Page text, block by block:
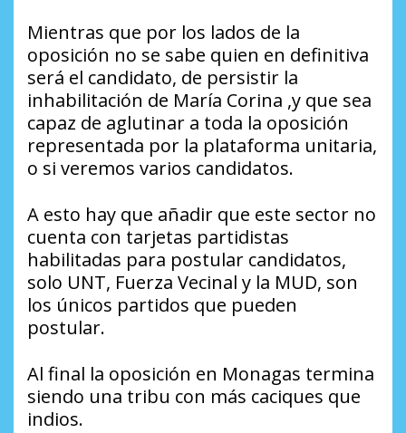
Mientras que por los lados de la
oposición no se sabe quien en definitiva
será el candidato, de persistir la
inhabilitación de María Corina ,y que sea
capaz de aglutinar a toda la oposición
representada por la plataforma unitaria,
o si veremos varios candidatos.
A esto hay que añadir que este sector no
cuenta con tarjetas partidistas
habilitadas para postular candidatos,
solo UNT, Fuerza Vecinal y la MUD, son
los únicos partidos que pueden
postular.
Al final la oposición en Monagas termina
siendo una tribu con más caciques que
indios.